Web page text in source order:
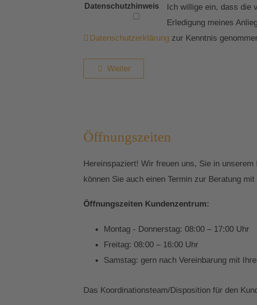
Datenschutzhinweis
Ich willige ein, dass die
Erledigung meines
Datenschutzerklärungzur Kenntnis
Weiter
Öffnungszeiten
Hereinspaziert! Wir freuen uns, Sie in
können Sie auch einen Termin zur Beratung
Öffnungszeiten Kundenzentrum:
Montag - Donnerstag: 08:00 – 17:00 Uhr
Freitag: 08:00 – 16:00 Uhr
Samstag: gern nach Vereinbarung mit
Das Koordinationsteam/Disposition für den